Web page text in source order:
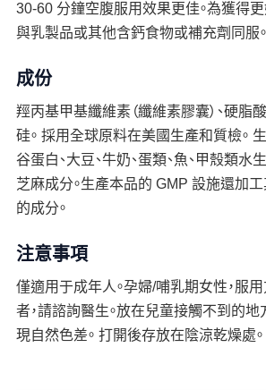
30-60 分鐘空腹服用效果更佳。為獲得
與乳製品或其他含鈣食物或補充劑同服。
成份
羥丙基甲基纖維素（纖維素膠囊）、硬脂
硅。 採用全球原料在美國生產和質檢。
谷蛋白、大豆、牛奶、蛋類、魚、甲殼類水
芝麻成分。生產本品的 GMP 設施還加
的成分。
注意事項
僅適用于成年人。孕婦/哺乳期女性，服
者，請諮詢醫生。放在兒童接觸不到的地
現自然色差。 打開後存放在陰涼乾燥處。